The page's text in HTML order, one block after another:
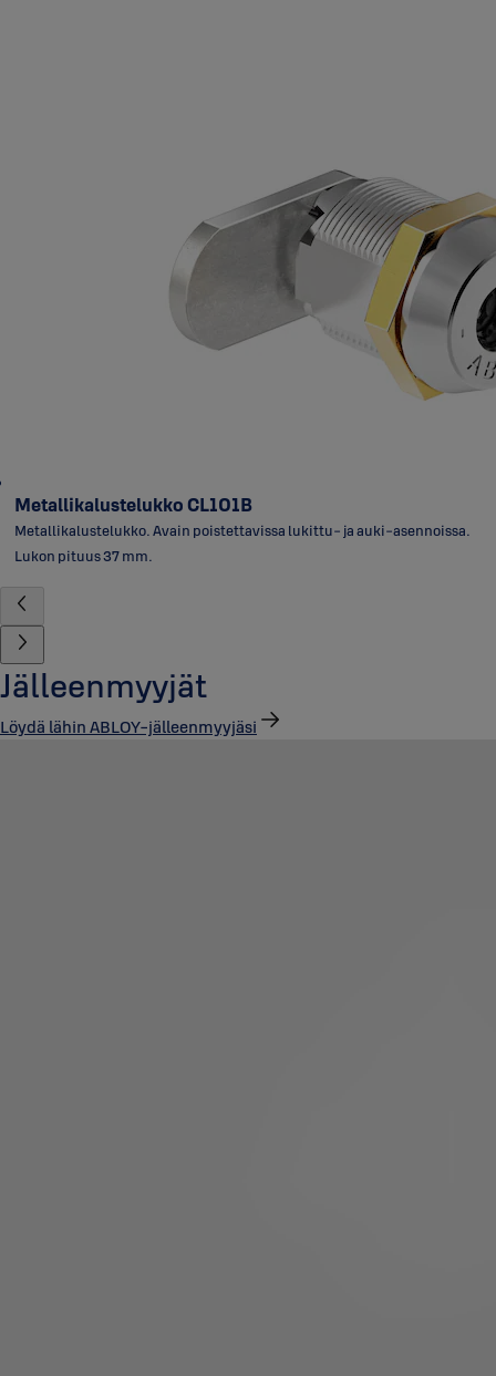
Metallikalustelukko CL101B
Metallikalustelukko. Avain poistettavissa lukittu- ja auki-asennoissa.
Lukon pituus 37 mm.
Jälleenmyyjät
Löydä lähin ABLOY-jälleenmyyjäsi